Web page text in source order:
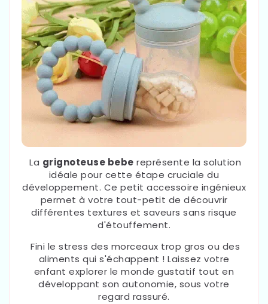
La grignoteuse bebe représente la solution
idéale pour cette étape cruciale du
développement. Ce petit accessoire ingénieux
permet à votre tout-petit de découvrir
différentes textures et saveurs sans risque
d'étouffement.
Fini le stress des morceaux trop gros ou des
aliments qui s'échappent ! Laissez votre
enfant explorer le monde gustatif tout en
développant son autonomie, sous votre
regard rassuré.